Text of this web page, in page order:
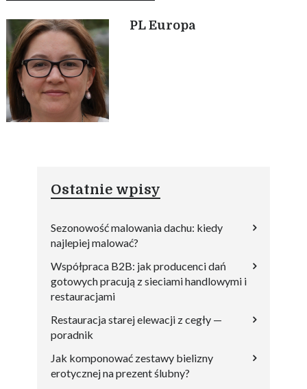
PL Europa
Ostatnie wpisy
Sezonowość malowania dachu: kiedy
najlepiej malować?
Współpraca B2B: jak producenci dań
gotowych pracują z sieciami handlowymi i
restauracjami
Restauracja starej elewacji z cegły —
poradnik
Jak komponować zestawy bielizny
erotycznej na prezent ślubny?